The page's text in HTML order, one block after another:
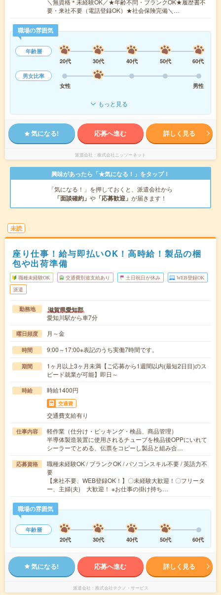
＼無資格＊未経験OK／★年齢不問・ブランクOK★履歴書不
要・来社不要（電話登録OK）★社会保険完備＼…
職場の雰囲気
年齢層
20代
30代 40代 50代
60代
男女比率
女性
男性
もっと見る
気になる! 応募へ進む 詳しく見る
派遣会社 株式会社ニッソーネット
興味があったら「★気になる！」をタップ！
「気になる！」を押しておくと、派遣会社から
「面談確約」 や 「応募歓迎」 が届きます！
未読
座り仕事！給与即払いOK！高時給！製品の梱
包や出荷準備
職種未経験OK 交通費別途支給あり 土日祝日が休み WEB登録OK
派遣
勤務地 滋賀県愛知郡
愛知川駅から車7分
曜日頻度 月～金
時間 9:00～17:00※表記のうち実働7時間です。
期間
1ヶ月以上3ヶ月未満【ご応募から1週間以内(最短2日目)のス
ピード就業が可能】即日～
時給 時給1400円
交通費
交通費支給有り
仕事内容
軽作業（仕分け・ピッキング・検品、商品管理）
半導体製造装置に使用されるチューブを検品後OPPにいれて
シーラーでとめる、伝票をコピーし製品と組み合…
応募資格
職種未経験OK / ブランクOK / パソコンスキル不要 / 英語力不
要
【来社不要、WEB登録OK！】〇未経験大歓迎！〇フリータ
ー、主婦(夫) 大歓迎！ ※お仕事の掛け持ち…
職場の雰囲気
年齢層
20代
30代 40代 50代 60代
気になる! 応募へ進む 詳しく見る
派遣会社 株式会社テクノ・サービス